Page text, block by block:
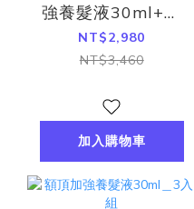
強養髮液30ml+正
矽酸補充包(30粒)
NT$2,980
NT$3,460
加入購物車